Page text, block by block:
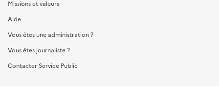
Missions et valeurs
Aide
Vous êtes une administration ?
Vous êtes journaliste ?
Contacter Service Public